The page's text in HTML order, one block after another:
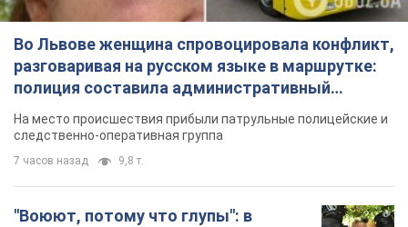
Во Львове женщина спровоцировала конфликт,
разговаривая на русском языке в маршрутке:
полиция составила административный
протокол. Видео
На место происшествия прибыли патрульные полицейские и
следственно-оперативная группа
7 часов назад 9,8 т.
"Воюют, потому что глупы": в